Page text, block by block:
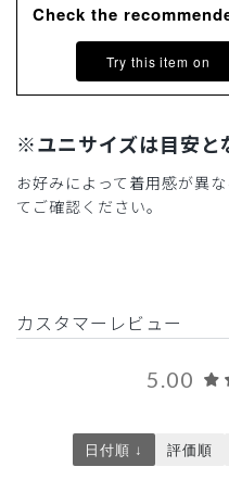
Check the
Try this item on
※ユニサイズは目安と
お好みによって着用感が異な
てご確認ください。
カスタマーレビュー
5.00
日付順 ↓ 評価順